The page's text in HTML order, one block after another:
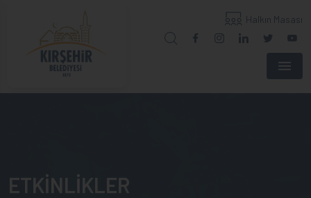
Halkın Masası
Menu
ETKİNLİKLER